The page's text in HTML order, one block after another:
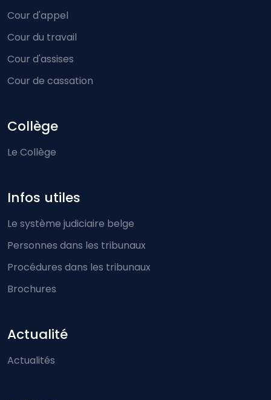
Cour d'appel
Cour du travail
Cour d'assises
Cour de cassation
Collège
Le Collège
Infos utiles
Le système judiciaire belge
Personnes dans les tribunaux
Procédures dans les tribunaux
Brochures
Actualité
Actualités